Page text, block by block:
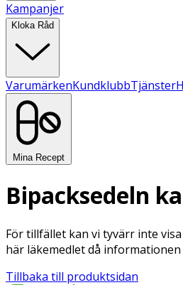
Kampanjer
Kloka Råd
VarumärkenKundklubbTjänster
Mina Recept
Bipacksedeln
För tillfället kan vi tyvärr inte
här läkemedlet då informationen
Tillbaka till produktsidan